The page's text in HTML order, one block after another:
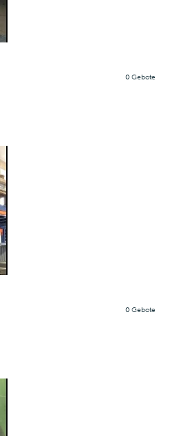
0 Gebote
0 Gebote